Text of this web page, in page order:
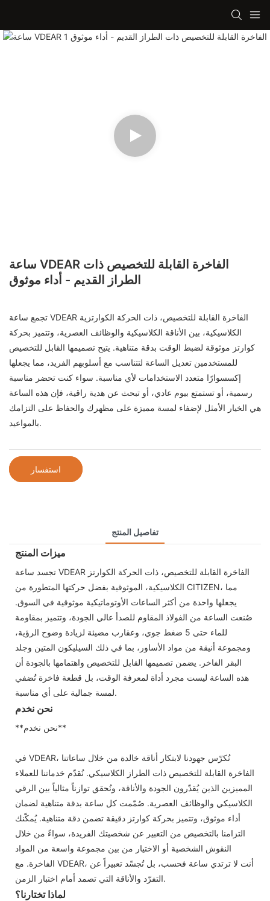
ساعة VDEAR الفاخرة القابلة للتخصيص ذات
الطراز القديم - أداء موثوق
تجمع ساعة VDEAR الفاخرة القابلة للتخصيص، ذات الحركة الكوارتزية
الكلاسيكية، بين الأناقة الكلاسيكية والوظائف العصرية، وتتميز بحركة
كوارتز موثوقة لضبط الوقت بدقة متناهية. يتيح تصميمها القابل للتخصيص
للمستخدمين تعديل الساعة لتتناسب مع أسلوبهم الفريد، مما يجعلها
إكسسوارًا متعدد الاستخدامات لأي مناسبة. سواء كنت تحضر مناسبة
رسمية، أو تستمتع بيوم عادي، أو تبحث عن هدية راقية، فإن هذه الساعة
هي الخيار الأمثل لإضفاء لمسة مميزة على مظهرك والحفاظ على التزامك
بالمواعيد.
استفسار
تفاصيل المنتج
ميزات المنتج
تجسد ساعة VDEAR الفاخرة القابلة للتخصيص، ذات الحركة الكوارتز
الكلاسيكية، الموثوقية بفضل حركتها المتطورة من CITIZEN، مما
يجعلها واحدة من أكثر الساعات الأوتوماتيكية موثوقية في السوق.
صُنعت الساعة من الفولاذ المقاوم للصدأ عالي الجودة، وتتميز بمقاومة
للماء حتى 5 ضغط جوي، وعقارب مضيئة لزيادة وضوح الرؤية،
ومجموعة أنيقة من مواد الأساور، بما في ذلك السيليكون المتين وجلد
البقر الفاخر. يضمن تصميمها القابل للتخصيص واهتمامها بالجودة أن
هذه الساعة ليست مجرد أداة لمعرفة الوقت، بل قطعة فاخرة تُضفي
لمسة جمالية على أي مناسبة.
نحن نخدم
**نحن نخدم**
في VDEAR، نُكرّس جهودنا لابتكار أناقة خالدة من خلال ساعاتنا
الفاخرة القابلة للتخصيص ذات الطراز الكلاسيكي. نُقدّم خدماتنا للعملاء
المميزين الذين يُقدّرون الجودة والأناقة، ونُحقق توازناً مثالياً بين الرقي
الكلاسيكي والوظائف العصرية. صُمّمت كل ساعة بدقة متناهية لضمان
أداء موثوق، وتتميز بحركة كوارتز دقيقة تضمن دقة متناهية. يُمكّنك
التزامنا بالتخصيص من التعبير عن شخصيتك الفريدة، سواءً من خلال
النقوش الشخصية أو الاختيار من بين مجموعة واسعة من المواد
الفاخرة. مع VDEAR، أنت لا ترتدي ساعة فحسب، بل تُجسّد تعبيراً عن
التفرّد والأناقة التي تصمد أمام اختبار الزمن.
لماذا تختارنا؟